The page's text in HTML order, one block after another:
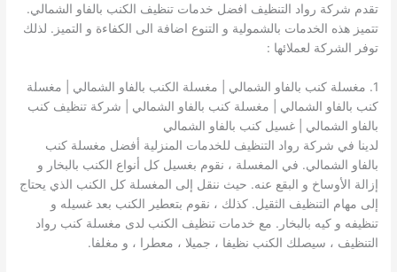
تقدم شركة رواد التنظيف افضل خدمات تنظيف الكنب بالفاو الشمالي.
تتميز هذه الخدمات بالشمولية و التنوع اضافة الى الكفاءة و التميز. لذلك
توفر الشركة لعملائها :
1. مغسلة كنب بالفاو الشمالي | مغسلة الكنب بالفاو الشمالي | مغسلة
كنب بالفاو الشمالي | مغسلة كنب بالفاو الشمالي | شركة تنظيف كنب
بالفاو الشمالي | غسيل كنب بالفاو الشمالي
لدينا في شركة رواد التنظيف للخدمات المنزلية أفضل مغسلة كنب
بالفاو الشمالي. في المغسلة ، نقوم بغسيل كل أنواع الكنب بالبخار و
إزالة الأوساخ و البقع عنه. حيث ننقل إلى المغسلة كل الكنب الذي يحتاج
إلى مهام التنظيف الثقيل. كذلك ، نقوم بتعطير الكنب بعد غسيله و
تنظيفه و كيه بالبخار. مع خدمات تنظيف الكنب لدى مغسلة كنب رواد
التنظيف ، سيصلك الكنب نظيفا ، جميلا ، معطرا ، و مغلفا.